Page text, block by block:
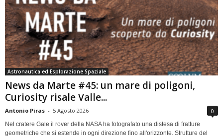
Astronautica ed Esplorazione Spaziale
News da Marte #45: un mare di poligoni,
Curiosity risale Valle...
Antonio Piras - 5 Agosto 2026 0
Nel cratere Gale il rover della NASA ha fotografato una distesa di fratture
geometriche che si estende in ogni direzione fino all'orizzonte. Strutture del